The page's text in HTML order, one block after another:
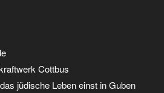
Cottbus
jüdische Leben einst in Guben